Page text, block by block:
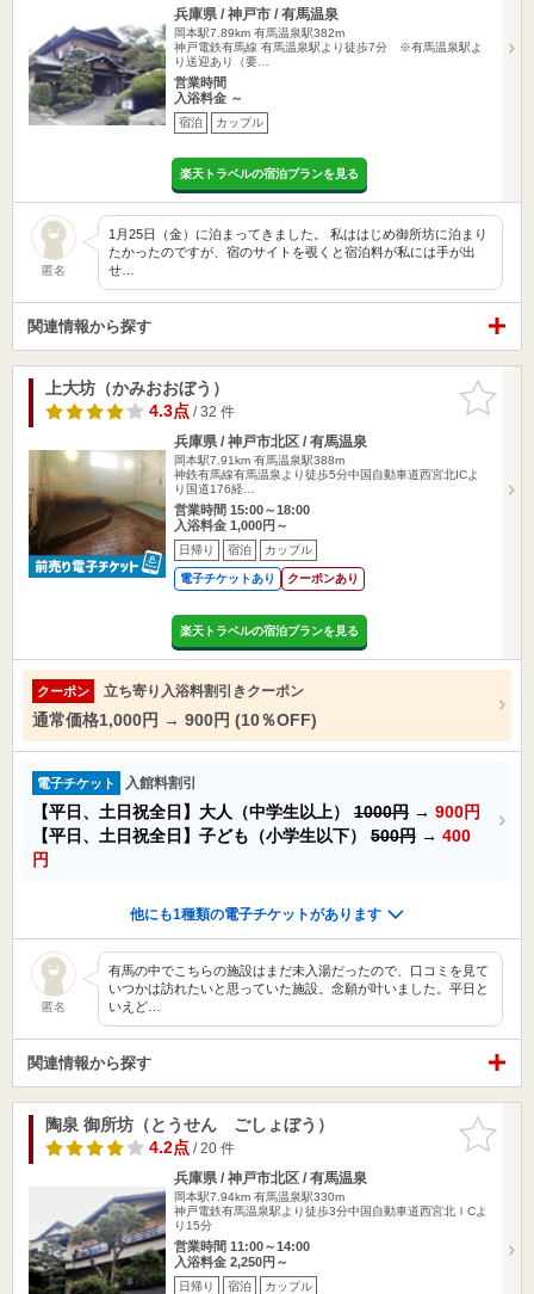
兵庫県 / 神戸市 / 有馬温泉
岡本駅7.89km 有馬温泉駅382m
神戸電鉄有馬線 有馬温泉駅より徒歩7分 ※有馬温泉駅よ
り送迎あり（要…
営業時間
入浴料金 ～
宿泊 カップル
楽天トラベルの宿泊プランを見る
匿名
1月25日（金）に泊まってきました。 私ははじめ御所坊に泊まり
たかったのですが、宿のサイトを覗くと宿泊料が私には手が出
せ…
関連情報から探す
お気に入
りに追加
上大坊（かみおおぼう）
4.3点/ 32 件
兵庫県 / 神戸市北区 / 有馬温泉
岡本駅7.91km 有馬温泉駅388m
神鉄有馬線有馬温泉より徒歩5分中国自動車道西宮北ICよ
り国道176経…
営業時間 15:00～18:00
入浴料金 1,000円～
日帰り 宿泊 カップル
電子チケットあり クーポンあり
楽天トラベルの宿泊プランを見る
クーポン 立ち寄り入浴料割引きクーポン
通常価格1,000円 → 900円 (10％OFF)
電子チケット 入館料割引
【平日、土日祝全日】大人（中学生以上） 1000円 → 900円
【平日、土日祝全日】子ども（小学生以下） 500円 → 400
円
他にも1種類の電子チケットがあります
匿名
有馬の中でこちらの施設はまだ未入湯だったので、口コミを見て
いつかは訪れたいと思っていた施設。念願が叶いました。平日と
いえど…
関連情報から探す
お気に入
りに追加
陶泉 御所坊（とうせん ごしょぼう）
4.2点/ 20 件
兵庫県 / 神戸市北区 / 有馬温泉
岡本駅7.94km 有馬温泉駅330m
神戸電鉄有馬温泉駅より徒歩3分中国自動車道西宮北ＩCよ
り15分
営業時間 11:00～14:00
入浴料金 2,250円～
日帰り 宿泊 カップル